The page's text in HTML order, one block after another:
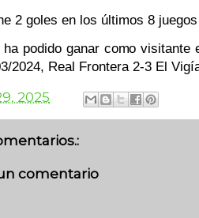
2 goles en los últimos 8
podido ganar como
2024, Real Frontera 2-3 El
2025
comentario